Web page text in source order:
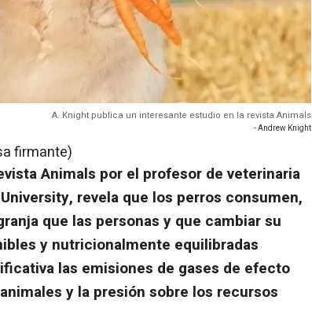
A. Knight publica un interesante estudio en la revista Animals
- Andrew Knight
firmante)
Animals por el profesor de veterinaria
revela que los perros consumen,
que las personas y que cambiar su
y nutricionalmente equilibradas
las emisiones de gases de efecto
y la presión sobre los recursos